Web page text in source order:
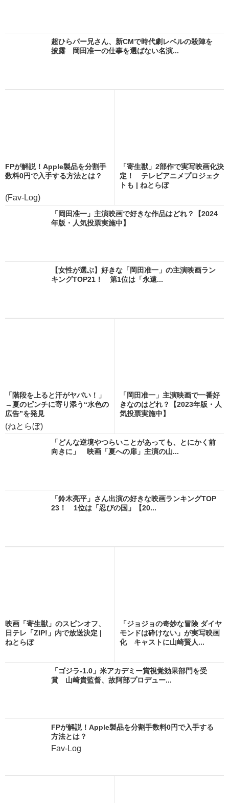
超ひらパー兄さん、新CMで時代劇レベルの殺陣を
披露 岡田准一の仕事を選ばない名演...
FPが解説！Apple製品を分割手
数料0円で入手する方法とは？
(Fav-Log)
「寄生獣」2部作で実写映画化決
定！ テレビアニメプロジェク
トも | ねとらぼ
「岡田准一」主演映画で好きな作品はどれ？【2024
年版・人気投票実施中】
【女性が選ぶ】好きな「岡田准一」の主演映画ラン
キングTOP21！ 第1位は「永遠...
「階段を上ると汗がヤバい！」
→夏のピンチに寄り添う“水色の
広告”を発見
(ねとらぼ)
「岡田准一」主演映画で一番好
きなのはどれ？【2023年版・人
気投票実施中】
「どんな逆境やつらいことがあっても、とにかく前
向きに」 映画「夏への扉」主演の山...
「鈴木亮平」さん出演の好きな映画ランキングTOP
23！ 1位は「忍びの国」【20...
映画「寄生獣」のスピンオフ、
日テレ「ZIP!」内で放送決定 |
ねとらぼ
「ジョジョの奇妙な冒険 ダイヤ
モンドは砕けない」が実写映画
化 キャストに山崎賢人...
「ゴジラ-1.0」米アカデミー賞視覚効果部門を受
賞 山崎貴監督、故阿部プロデュー...
FPが解説！Apple製品を分割手数料0円で入手する
方法とは？
Fav-Log